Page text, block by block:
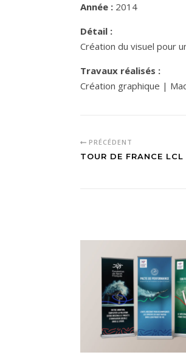
Année : 2014
Détail :
Création du visuel pour
Travaux réalisés :
Création graphique |
PRÉCÉDENT
TOUR DE FRANCE